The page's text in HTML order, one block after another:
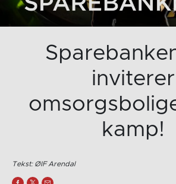
inviterer
kamp!
Tekst: ØIF Arendal